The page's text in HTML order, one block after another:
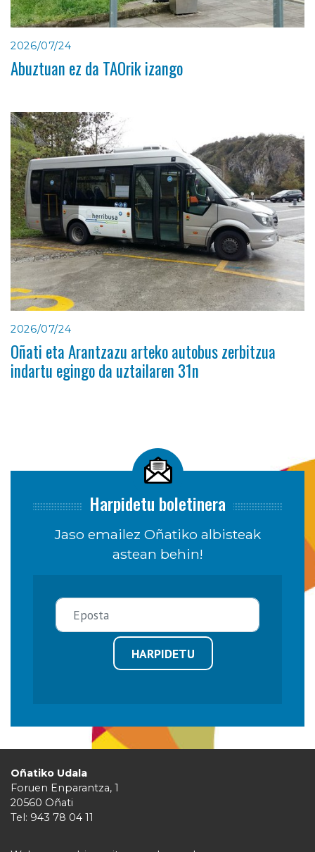
2026/07/24
Abuztuan ez da TAOrik izango
2026/07/24
Oñati eta Arantzazu arteko autobus zerbitzua
indartu egingo da uztailaren 31n
Harpidetu boletinera
Jaso emailez Oñatiko albisteak
astean behin!
HARPIDETU
Oñatiko Udala
Foruen Enparantza, 1
20560 Oñati
Tel: 943 78 04 11